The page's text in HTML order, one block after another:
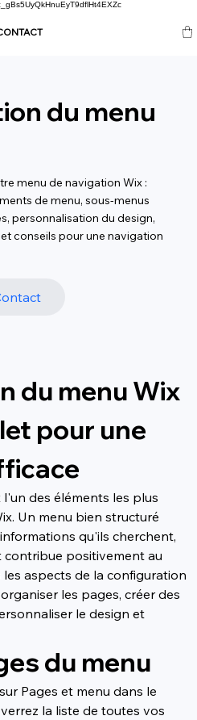
du menu
menu de navigation Wix :
de menu, sous-menus
personnalisation du design,
conseils pour une navigation
du menu Wix
pour une
des éléments les plus
Un menu bien structuré
qu'ils cherchent,
positivement au
les aspects de la configuration
les pages, créer des
le design et
du menu
Pages et menu dans le
la liste de toutes vos